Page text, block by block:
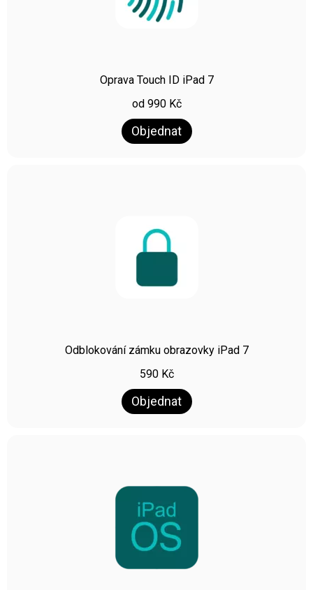
Oprava Touch ID iPad 7
od 990 Kč
Objednat
Odblokování zámku obrazovky iPad 7
590 Kč
Objednat